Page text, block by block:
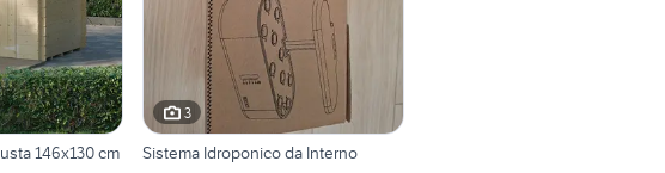
146x130 cm
3
Sistema Idroponico da Interno